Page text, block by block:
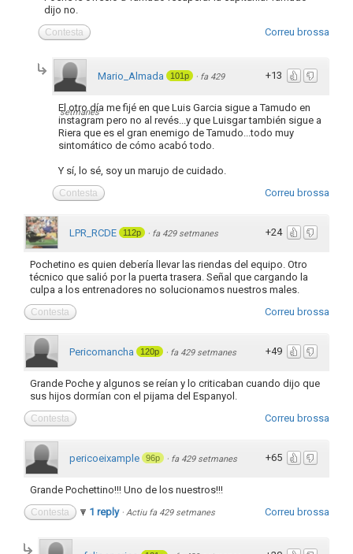
dijo no.
Correu brossa
Contesta
+13
Mario_Almada 101p · fa 429
setmanes
El otro día me fijé en que Luis Garcia sigue a Tamudo en
instagram pero no al revés...y que Luisgar también sigue a
Riera que es el gran enemigo de Tamudo...todo muy
sintomático de cómo acabó todo.
Y sí, lo sé, soy un marujo de cuidado.
Correu brossa
Contesta
+24
LPR_RCDE 112p · fa 429 setmanes
Pochetino es quien debería llevar las riendas del equipo. Otro
técnico que salió por la puerta trasera. Señal que cargando la
culpa a los entrenadores no solucionamos nuestros males.
Correu brossa
Contesta
+49
Pericomancha 120p · fa 429 setmanes
Grande Poche y algunos se reían y lo criticaban cuando dijo que
sus hijos dormían con el pijama del Espanyol.
Correu brossa
Contesta
+65
pericoeixample 96p · fa 429 setmanes
Grande Pochettino!!! Uno de los nuestros!!!
Correu brossa
Contesta 1 reply · Actiu fa 429 setmanes